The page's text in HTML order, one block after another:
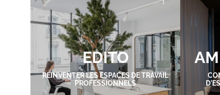
EDITO
RÉINVENTER LES ESPACES DE TRAVAIL
PROFESSIONNELS